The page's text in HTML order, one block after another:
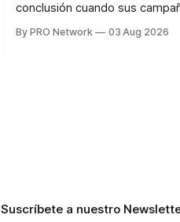
conclusión cuando sus
marketing no funciona". Sin
By PRO Network 03 Aug 2026
Suscríbete a nuestro